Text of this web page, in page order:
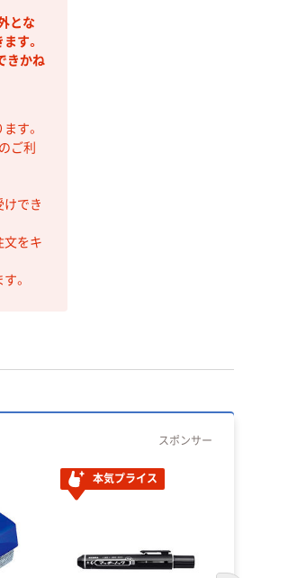
とな
す。
きかね
す。
ご利
けでき
文をキ
。
スポンサー
本気プライス